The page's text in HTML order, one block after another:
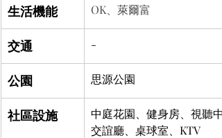
生活機能 OK、萊爾富
交通 -
公園 思源公園
社區設施
中庭花園、健身房、視聽
交誼廳、桌球室、KTV